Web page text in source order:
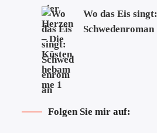
Wo das Eis singt:
Schwedenroman
Folgen Sie mir auf: